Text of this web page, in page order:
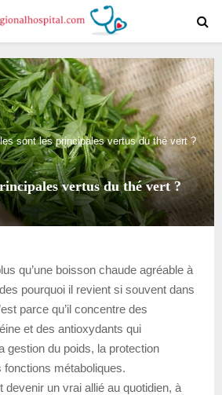
sont les principales vertus du thé vert ?
vertus du thé vert ?
qu’une boisson chaude agréable à
pourquoi il revient si souvent dans
parce qu’il concentre des
et des antioxydants qui
gestion du poids, la protection
métaboliques.
devenir un vrai allié au quotidien, à